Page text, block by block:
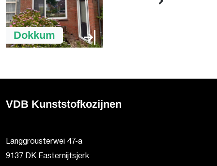
Dokkum
VDB Kunststofkozijnen
Langgrousterwei 47-a
9137 DK Easternijtsjerk